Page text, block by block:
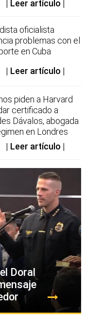
Leer artículo
oficialista
problemas con el
en Cuba
Leer artículo
piden a Harvard
certificado a
Dávalos, abogada
en Londres
Leer artículo
Doral